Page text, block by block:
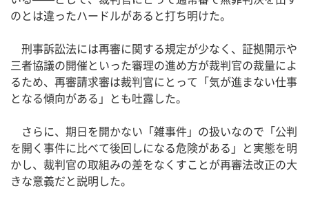
のとは違ったハードルがあると打ち明けた。
刑事訴訟法には再審に関する規定が少なく、証拠開示や
三者協議の開催といった審理の進め方が裁判官の裁量によ
るため、再審請求審は裁判官にとって「気が進まない仕事
となる傾向がある」とも吐露した。
さらに、期日を開かない「雑事件」の扱いなので「公判
を開く事件に比べて後回しになる危険がある」と実態を明
かし、裁判官の取組みの差をなくすことが再審法改正の大
きな意義だと説明した。